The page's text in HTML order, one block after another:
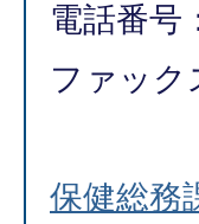
電話番号
ファック
保健総務